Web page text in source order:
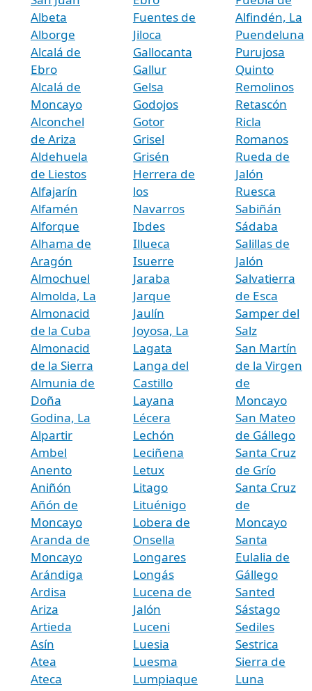
Albeta
Alborge
Alcalá de
Ebro
Alcalá de
Moncayo
Alconchel
de Ariza
Aldehuela
de Liestos
Alfajarín
Alfamén
Alforque
Alhama de
Aragón
Almochuel
Almolda, La
Almonacid
de la Cuba
Almonacid
de la Sierra
Almunia de
Doña
Godina, La
Alpartir
Ambel
Anento
Aniñón
Añón de
Moncayo
Aranda de
Moncayo
Arándiga
Ardisa
Ariza
Artieda
Asín
Atea
Ateca
Fuentes de
Jiloca
Gallocanta
Gallur
Gelsa
Godojos
Gotor
Grisel
Grisén
Herrera de
los
Navarros
Ibdes
Illueca
Isuerre
Jaraba
Jarque
Jaulín
Joyosa, La
Lagata
Langa del
Castillo
Layana
Lécera
Lechón
Leciñena
Letux
Litago
Lituénigo
Lobera de
Onsella
Longares
Longás
Lucena de
Jalón
Luceni
Luesia
Luesma
Lumpiaque
Alfindén, La
Puendeluna
Purujosa
Quinto
Remolinos
Retascón
Ricla
Romanos
Rueda de
Jalón
Ruesca
Sabiñán
Sádaba
Salillas de
Jalón
Salvatierra
de Esca
Samper del
Salz
San Martín
de la Virgen
de
Moncayo
San Mateo
de Gállego
Santa Cruz
de Grío
Santa Cruz
de
Moncayo
Santa
Eulalia de
Gállego
Santed
Sástago
Sediles
Sestrica
Sierra de
Luna